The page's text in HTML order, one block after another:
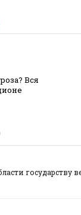
Вся
государству